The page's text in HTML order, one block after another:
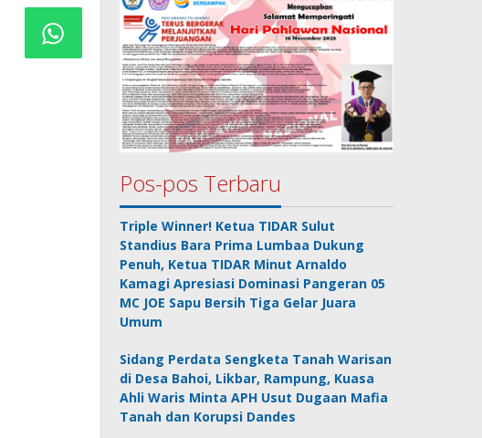
Pos-pos Terbaru
Triple Winner! Ketua TIDAR Sulut
Standius Bara Prima Lumbaa Dukung
Penuh, Ketua TIDAR Minut Arnaldo
Kamagi Apresiasi Dominasi Pangeran 05
MC JOE Sapu Bersih Tiga Gelar Juara
Umum
Sidang Perdata Sengketa Tanah Warisan
di Desa Bahoi, Likbar, Rampung, Kuasa
Ahli Waris Minta APH Usut Dugaan Mafia
Tanah dan Korupsi Dandes